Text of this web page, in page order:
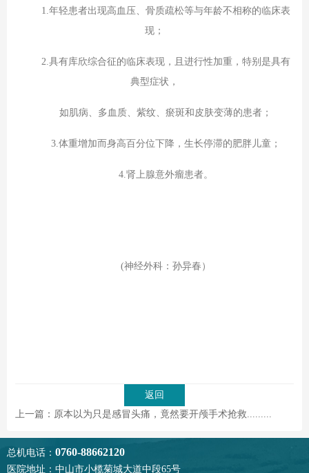
1.年轻患者出现高血压、骨质疏松等与年龄不相称的临床表
现；
2.具有库欣综合征的临床表现，且进行性加重，特别是具有
典型症状，
如肌病、多血质、紫纹、瘀斑和皮肤变薄的患者；
3.体重增加而身高百分位下降，生长停滞的肥胖儿童；
4.肾上腺意外瘤患者。
(神经外科：孙异春）
返回
上一篇：原本以为只是感冒头痛，竟然要开颅手术抢救.........
总机电话： 0760-88662120
医院地址：中山市小榄菊城大道中段65号